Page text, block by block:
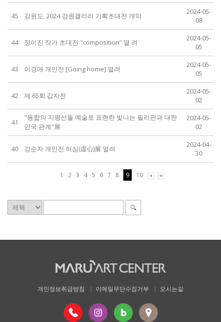
45 강원도, 2024 강원갤러리 기획초대전 개막
2024-05-
08
44 정이진 작가 초대전 "composition” 열 려
2024-05-
05
43 이경애 개인전 [Going home] 열려
2024-05-
05
42 제 65회 갑자전
2024-05-
02
41
"융합의 지평선들 예술로 표현한 빛나는 필리핀과 대한
민국 관계"展
2024-05-
02
40 강순자 개인전 허심(虛心)展 열려
2024-04-
30
1 2 3 4 5 6 7 8 9 10
개인정보취급방침 이메일무단수집거부 오시는길